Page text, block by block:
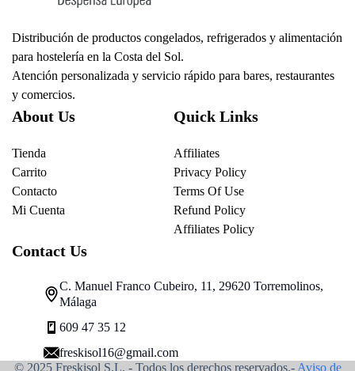
Distribución de productos congelados, refrigerados y alimentación
para hostelería en la Costa del Sol.
Atención personalizada y servicio rápido para bares, restaurantes
y comercios.
About Us
Tienda
Carrito
Contacto
Mi Cuenta
Quick Links
Affiliates
Privacy Policy
Terms Of Use
Refund Policy
Affiliates Policy
Contact Us
C. Manuel Franco Cubeiro, 11, 29620 Torremolinos,
Málaga
609 47 35 12
freskisol16@gmail.com
© 2025 Freskisol S.L. - Todos los derechos reservados.- Aviso de